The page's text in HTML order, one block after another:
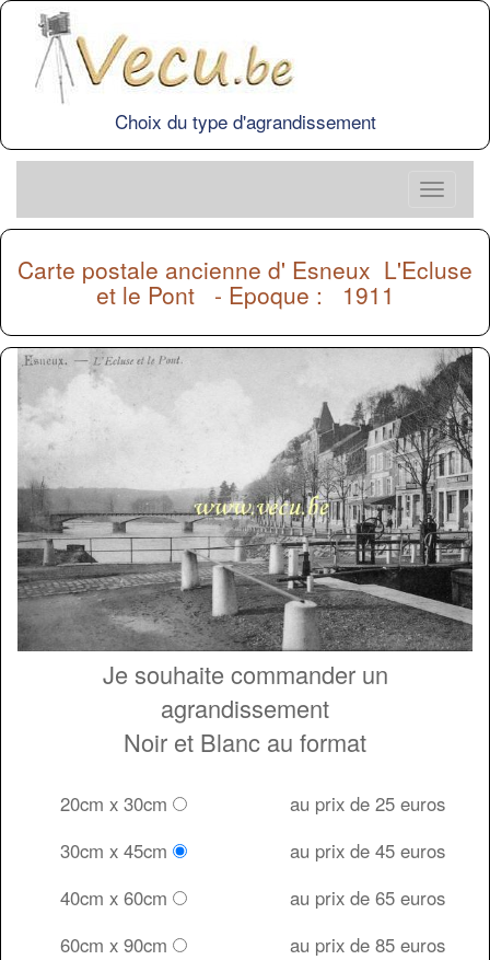
Choix du type d'agrandissement
Carte postale ancienne d' Esneux L'Ecluse
et le Pont - Epoque : 1911
Je souhaite commander un
agrandissement
Noir et Blanc au format
20cm x 30cm
au prix de 25 euros
30cm x 45cm
au prix de 45 euros
40cm x 60cm
au prix de 65 euros
60cm x 90cm
au prix de 85 euros